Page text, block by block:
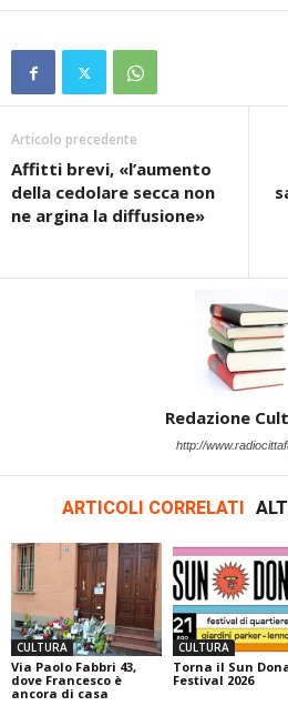
Articolo precedente
Affitti brevi, «l’aumento
della cedolare secca non
ne argina la diffusione»
Redazione
http://
ARTICOLI CORRELATI
CULTURA
Via Paolo Fabbri 43,
dove Francesco è
ancora di casa
CULTURA
Torna il Sun
Festival 2026